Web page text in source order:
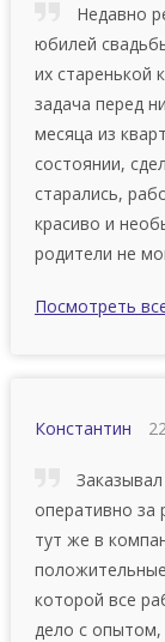
Недавно
юбилей
их старенькой
задача перед
месяца из
состоянии,
старались,
красиво и
родители не
Посмотреть
Константин
оперативно за
тут же в
которой все
дело с